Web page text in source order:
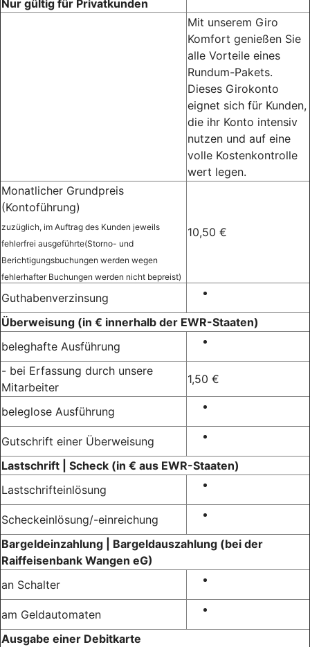
Nur gültig für Privatkunden
Mit unserem Giro
Komfort genießen Sie
alle Vorteile eines
Rundum-Pakets.
Dieses Girokonto
eignet sich für Kunden,
die ihr Konto intensiv
nutzen und auf eine
volle Kostenkontrolle
wert legen.
Monatlicher Grundpreis
(Kontoführung)
zuzüglich, im Auftrag des Kunden jeweils
fehlerfrei ausgeführte(Storno- und
Berichtigungsbuchungen werden wegen
fehlerhafter Buchungen werden nicht bepreist)
10,50 €
Guthabenverzinsung
Überweisung (in € innerhalb der EWR-Staaten)
beleghafte Ausführung
- bei Erfassung durch unsere
Mitarbeiter
1,50 €
beleglose Ausführung
Gutschrift einer Überweisung
Lastschrift | Scheck (in € aus EWR-Staaten)
Lastschrifteinlösung
Scheckeinlösung/-einreichung
Bargeldeinzahlung | Bargeldauszahlung (bei der
Raiffeisenbank Wangen eG)
an Schalter
am Geldautomaten
Ausgabe einer Debitkarte